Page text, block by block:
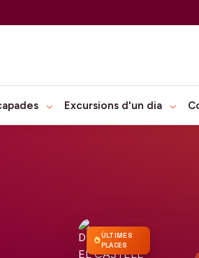
Excursions d'un dia
ÚLTIMES
PLACES